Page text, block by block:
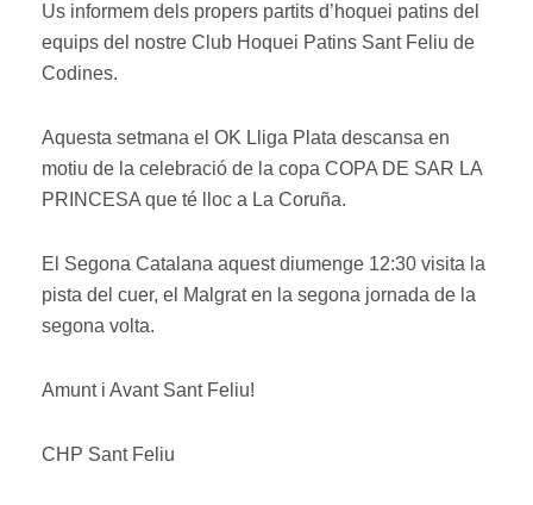
Us informem dels propers partits d’hoquei patins del
equips del nostre Club Hoquei Patins Sant Feliu de
Codines.
Aquesta setmana el OK Lliga Plata descansa en
motiu de la celebració de la copa COPA DE SAR LA
PRINCESA que té lloc a La Coruña.
El Segona Catalana aquest diumenge 12:30 visita la
pista del cuer, el Malgrat en la segona jornada de la
segona volta.
Amunt i Avant Sant Feliu!
CHP Sant Feliu